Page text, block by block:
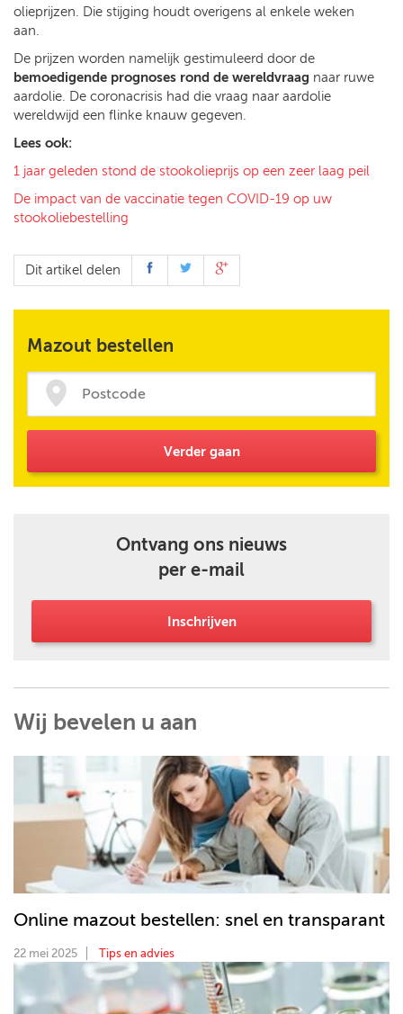
olieprijzen. Die stijging houdt overigens al enkele weken
aan.
De prijzen worden namelijk gestimuleerd door de
bemoedigende prognoses rond de wereldvraag naar ruwe
aardolie. De coronacrisis had die vraag naar aardolie
wereldwijd een flinke knauw gegeven.
Lees ook:
1 jaar geleden stond de stookolieprijs op een zeer laag peil
De impact van de vaccinatie tegen COVID-19 op uw
stookoliebestelling
Dit artikel delen
Mazout bestellen
Verder gaan
Ontvang ons nieuws
per e-mail
Inschrijven
Wij bevelen u aan
Online mazout bestellen: snel en transparant
22 mei 2025 Tips en advies